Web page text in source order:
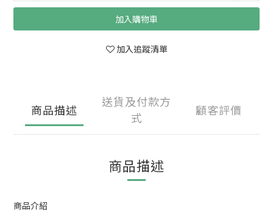
加入購物車
加入追蹤清單
商品描述
送貨及付款方
式
顧客評價
商品描述
商品介紹